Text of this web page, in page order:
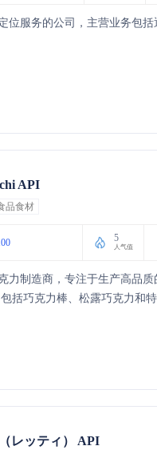
位服务的公司，主营业务包
API
品食材
5
人气值
力制造商，专注于生产高品
括巧克力棒、松露巧克力和
レッティ） API